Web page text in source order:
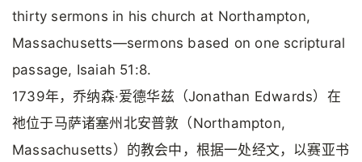
thirty sermons in his church at Northampton,
Massachusetts—sermons based on one scriptural
passage, Isaiah 51:8.
1739年，乔纳森·爱德华兹（Jonathan Edwards）在
祂位于马萨诸塞州北安普敦（Northampton,
Massachusetts）的教会中，根据一处经文，以赛亚书